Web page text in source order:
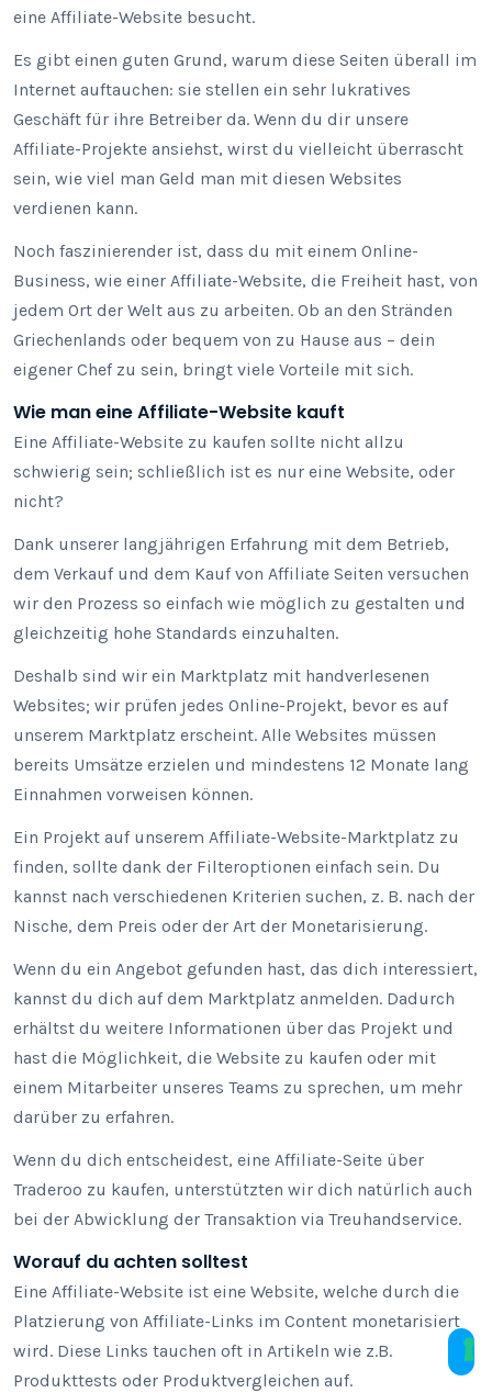
eine Affiliate-Website besucht.
Es gibt einen guten Grund, warum diese Seiten überall im
Internet auftauchen: sie stellen ein sehr lukratives
Geschäft für ihre Betreiber da. Wenn du dir unsere
Affiliate-Projekte ansiehst, wirst du vielleicht überrascht
sein, wie viel man Geld man mit diesen Websites
verdienen kann.
Noch faszinierender ist, dass du mit einem Online-
Business, wie einer Affiliate-Website, die Freiheit hast, von
jedem Ort der Welt aus zu arbeiten. Ob an den Stränden
Griechenlands oder bequem von zu Hause aus – dein
eigener Chef zu sein, bringt viele Vorteile mit sich.
Wie man eine Affiliate-Website kauft
Eine Affiliate-Website zu kaufen sollte nicht allzu
schwierig sein; schließlich ist es nur eine Website, oder
nicht?
Dank unserer langjährigen Erfahrung mit dem Betrieb,
dem Verkauf und dem Kauf von Affiliate Seiten versuchen
wir den Prozess so einfach wie möglich zu gestalten und
gleichzeitig hohe Standards einzuhalten.
Deshalb sind wir ein Marktplatz mit handverlesenen
Websites; wir prüfen jedes Online-Projekt, bevor es auf
unserem Marktplatz erscheint. Alle Websites müssen
bereits Umsätze erzielen und mindestens 12 Monate lang
Einnahmen vorweisen können.
Ein Projekt auf unserem Affiliate-Website-Marktplatz zu
finden, sollte dank der Filteroptionen einfach sein. Du
kannst nach verschiedenen Kriterien suchen, z. B. nach der
Nische, dem Preis oder der Art der Monetarisierung.
Wenn du ein Angebot gefunden hast, das dich interessiert,
kannst du dich auf dem Marktplatz anmelden. Dadurch
erhältst du weitere Informationen über das Projekt und
hast die Möglichkeit, die Website zu kaufen oder mit
einem Mitarbeiter unseres Teams zu sprechen, um mehr
darüber zu erfahren.
Wenn du dich entscheidest, eine Affiliate-Seite über
Traderoo zu kaufen, unterstützten wir dich natürlich auch
bei der Abwicklung der Transaktion via Treuhandservice.
Worauf du achten solltest
Eine Affiliate-Website ist eine Website, welche durch die
Platzierung von Affiliate-Links im Content monetarisiert
wird. Diese Links tauchen oft in Artikeln wie z.B.
Produkttests oder Produktvergleichen auf.